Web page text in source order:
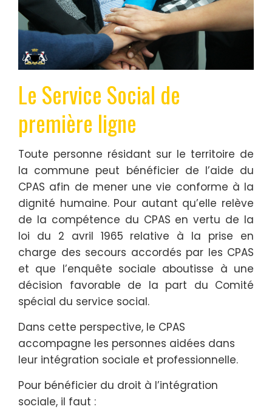
Le Service Social de
première ligne
Toute personne résidant sur le territoire de
la commune peut bénéficier de l’aide du
CPAS afin de mener une vie conforme à la
dignité humaine. Pour autant qu’elle relève
de la compétence du CPAS en vertu de la
loi du 2 avril 1965 relative à la prise en
charge des secours accordés par les CPAS
et que l’enquête sociale aboutisse à une
décision favorable de la part du Comité
spécial du service social.
Dans cette perspective, le CPAS
accompagne les personnes aidées dans
leur intégration sociale et professionnelle.
Pour bénéficier du droit à l’intégration
sociale, il faut :